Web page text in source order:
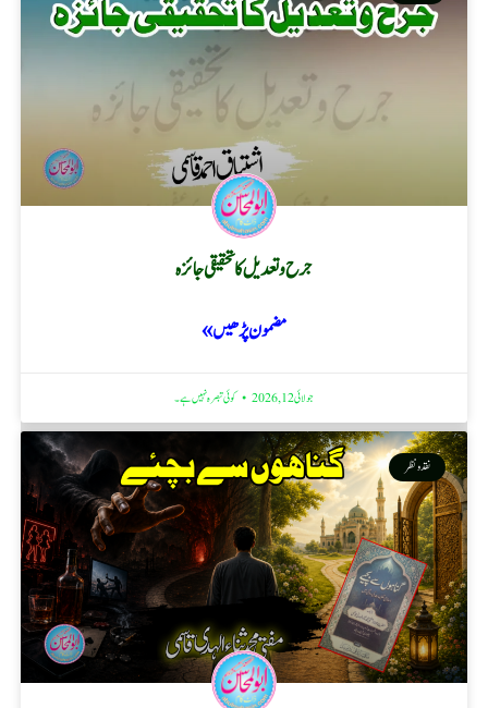
جرح و تعدیل کا تحقیقی جائزہ
مضمون پڑھیں »
جولائی 12, 2026 کوئی تبصرہ نہیں ہے۔
نقد ونظر